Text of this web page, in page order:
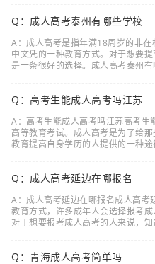
Q：成人高考泰州有哪些学校
A：成人高考是指年满18周岁的非
中文凭的一种教育方式。对于想要
是一条很好的选择。成人高考泰州
Q：高考生能成人高考吗江苏
A：高考生能成人高考吗江苏高考生
高等教育考试。成人高考是为了给
教育提高自身学历的人提供的一种
Q：成人高考延边在哪报名
A：成人高考延边在哪报名成人高考
教育方式，许多成年人会选择报考
对于想要报考成人高考的人来说，
Q：青海成人高考简单吗